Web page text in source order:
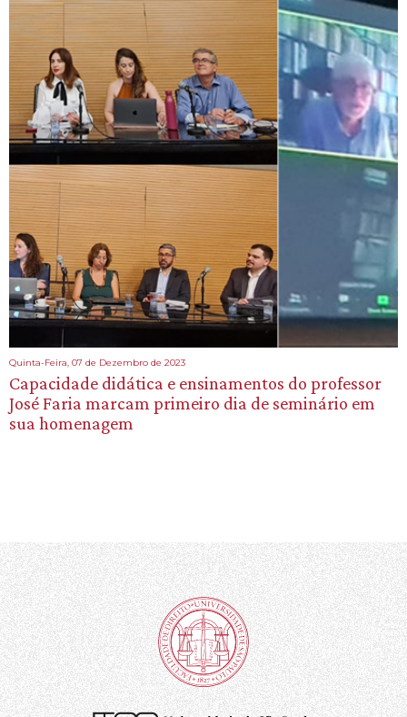
Quinta-Feira, 07 de Dezembro de 2023
Capacidade didática e ensinamentos do professor
José Faria marcam primeiro dia de seminário em
sua homenagem